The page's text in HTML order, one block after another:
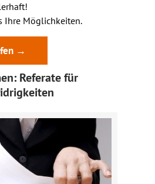
Ihre Möglichkeiten.
→
Referate für